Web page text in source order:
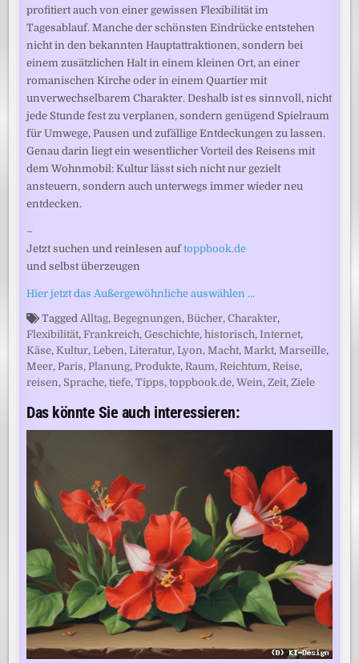
profitiert auch von einer gewissen Flexibilität im
Tagesablauf. Manche der schönsten Eindrücke entstehen
nicht in den bekannten Hauptattraktionen, sondern bei
einem zusätzlichen Halt in einem kleinen Ort, an einer
romanischen Kirche oder in einem Quartier mit
unverwechselbarem Charakter. Deshalb ist es sinnvoll, nicht
jede Stunde fest zu verplanen, sondern genügend Spielraum
für Umwege, Pausen und zufällige Entdeckungen zu lassen.
Genau darin liegt ein wesentlicher Vorteil des Reisens mit
dem Wohnmobil: Kultur lässt sich nicht nur gezielt
ansteuern, sondern auch unterwegs immer wieder neu
entdecken.
–
Jetzt suchen und reinlesen auftoppbook.de
und selbst überzeugen
Hier jetzt das Außergewöhnliche auswählen …
TaggedAlltag,Begegnungen,Bücher,Charakter,
Flexibilität,Frankreich,Geschichte,historisch,Internet,
Käse,Kultur,Leben,Literatur,Lyon,Macht,Markt,Marseille,
Meer,Paris,Planung,Produkte,Raum,Reichtum,Reise,
reisen, Sprache,tiefe,Tipps,toppbook.de,Wein,Zeit,Ziele
Das könnte Sie auch interessieren: